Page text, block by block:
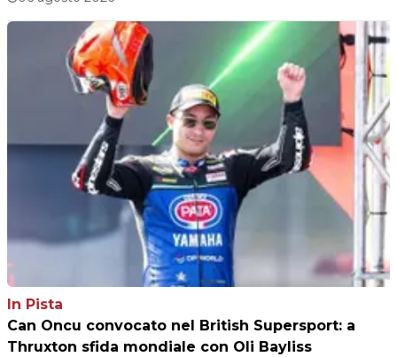
In Pista
Can Oncu convocato nel British Supersport: a
Thruxton sfida mondiale con Oli Bayliss